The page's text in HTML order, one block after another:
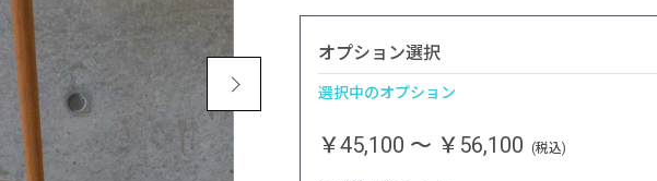
オプション選択
選択中のオプション
￥45,100 ～ ￥56,100 (税込)